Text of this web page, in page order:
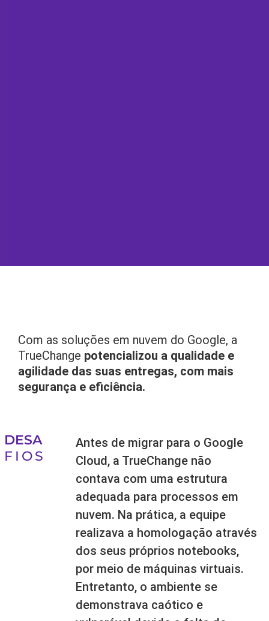
Com as soluções em nuvem do Google, a
TrueChange potencializou a qualidade e
agilidade das suas entregas, com mais
segurança e eficiência.
DESA
FIOS
Antes de migrar para o Google
Cloud, a TrueChange não
contava com uma estrutura
adequada para processos em
nuvem. Na prática, a equipe
realizava a homologação através
dos seus próprios notebooks,
por meio de máquinas virtuais.
Entretanto, o ambiente se
demonstrava caótico e